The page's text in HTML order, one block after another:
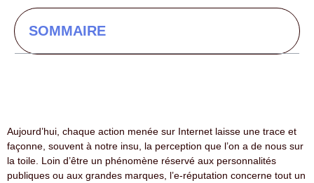
SOMMAIRE
Aujourd’hui, chaque action menée sur Internet laisse une trace et
façonne, souvent à notre insu, la perception que l’on a de nous sur
la toile. Loin d’être un phénomène réservé aux personnalités
publiques ou aux grandes marques, l’e-réputation concerne tout un